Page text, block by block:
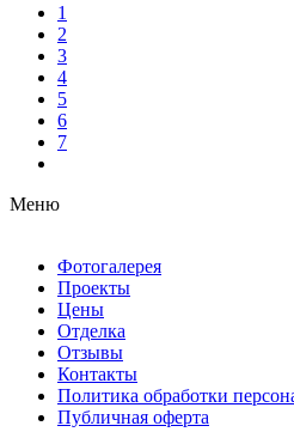
1
2
3
4
5
6
7
Меню
Фотогалерея
Проекты
Цены
Отделка
Отзывы
Контакты
Политика обработки
Публичная оферта